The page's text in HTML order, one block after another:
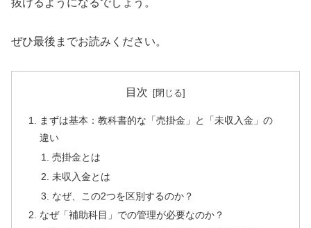
ぜひ最後までお読みください。
目次
まずは基本：教科書的な「売掛金」と「未収入金」の
違い
売掛金とは
未収入金とは
なぜ、この2つを区別するのか？
なぜ「補助科目」での管理が必要なのか？